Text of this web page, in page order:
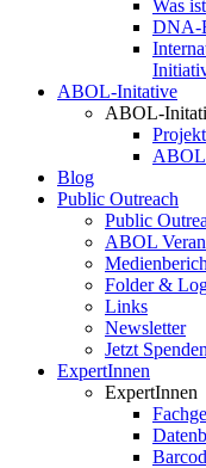
Was
DNA-
ABOL-Initative
ABOL-
Blog
Public Outreach
Public
ABOL
Folder &
Links
Newsletter
Jetzt
ExpertInnen
ExpertInnen